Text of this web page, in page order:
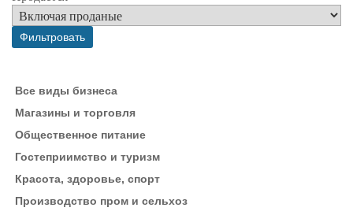
Все виды бизнеса
Магазины и торговля
Общественное питание
Гостеприимство и туризм
Красота, здоровье, спорт
Производство пром и сельхоз